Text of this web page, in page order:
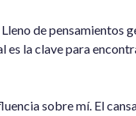
de pensamientos
es la clave para
sobre mí. El